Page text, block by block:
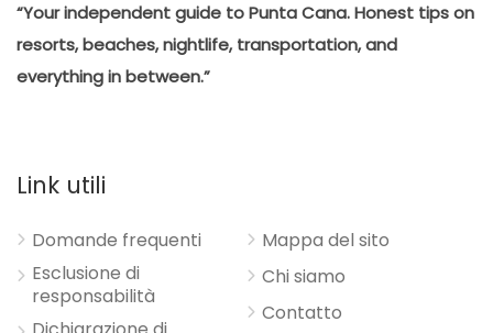
“Your independent guide to Punta Cana. Honest tips on
resorts, beaches, nightlife, transportation, and
everything in between.”
Link utili
Domande frequenti
Esclusione di
responsabilità
Mappa del sito
Chi siamo
Contatto